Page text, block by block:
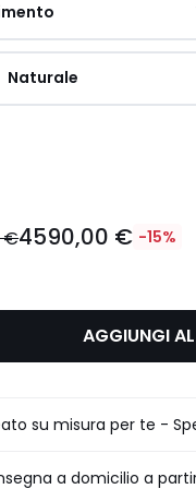
Naturale
€4590,00 € -15%
AGGIUNGI
su misura per te -
a domicilio a